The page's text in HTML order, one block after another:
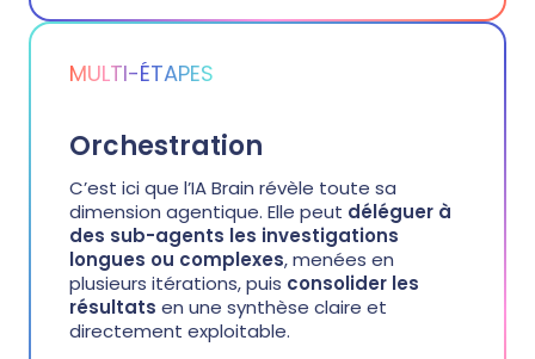
MULTI-ÉTAPES
Orchestration
C’est ici que l’IA Brain révèle toute sa
dimension agentique. Elle peut déléguer à
des sub-agents les investigations
longues ou complexes, menées en
plusieurs itérations, puis consolider les
résultats en une synthèse claire et
directement exploitable.